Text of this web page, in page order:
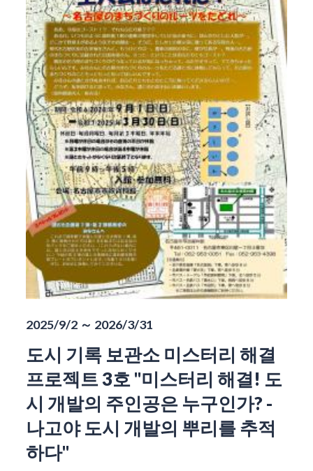
2025/9/2 ～ 2026/3/31
도시 기록 보관소 미스터리 해결
프로젝트 3호 "미스터리 해결! 도
시 개발의 주인공은 누구인가? -
나고야 도시 개발의 뿌리를 추적
하다"